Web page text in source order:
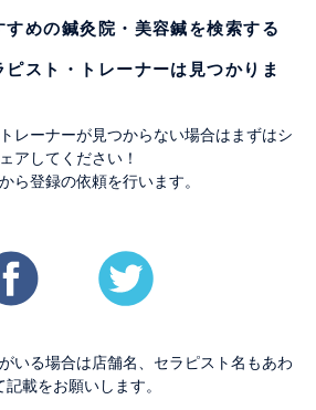
めの鍼灸院・美容鍼を検索する
スト・トレーナーは見つかりま
レーナーが見つからない場合はまずはシ
ェアしてください！
ら登録の依頼を行います。
いる場合は店舗名、セラピスト名もあわ
記載をお願いします。